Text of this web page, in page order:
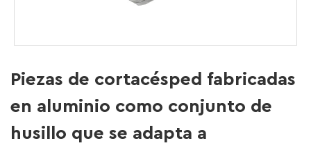
Piezas de cortacésped fabricadas
en aluminio como conjunto de
husillo que se adapta a